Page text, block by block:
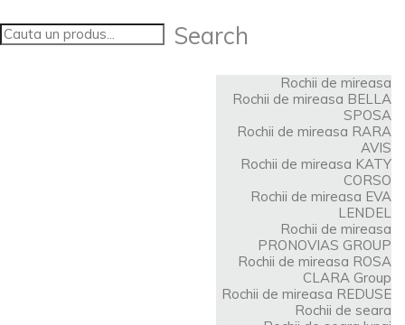
Search
Rochii de mireasa
Rochii de mireasa BELLA
SPOSA
Rochii de mireasa RARA
AVIS
Rochii de mireasa KATY
CORSO
Rochii de mireasa EVA
LENDEL
Rochii de mireasa
PRONOVIAS GROUP
Rochii de mireasa ROSA
CLARA Group
Rochii de mireasa REDUSE
Rochii de seara